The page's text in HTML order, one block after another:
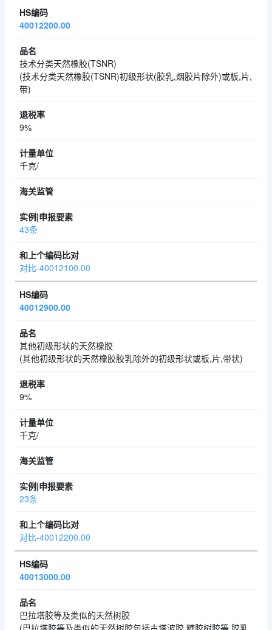
40012200.00
技术分类天然橡胶(TSNR)
(技术分类天然橡胶(TSNR)初级形状(胶乳,烟胶片除外)或板,片,
带)
9%
千克/
43条
对比-40012100.00
40012900.00
其他初级形状的天然橡胶
(其他初级形状的天然橡胶胶乳除外的初级形状或板,片,带状)
9%
千克/
23条
对比-40012200.00
40013000.00
巴拉塔胶等及类似的天然树胶
(巴拉塔胶等及类似的天然树胶包括古塔波胶,糖胶树胶等,胶乳